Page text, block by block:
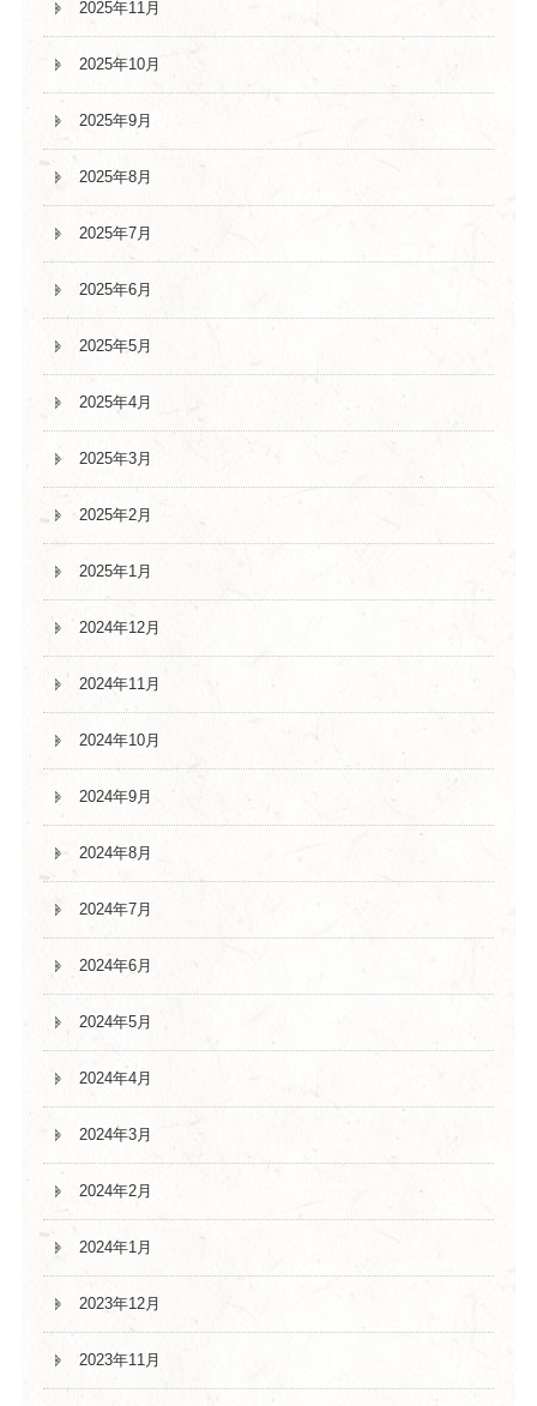
2025年11月
2025年10月
2025年9月
2025年8月
2025年7月
2025年6月
2025年5月
2025年4月
2025年3月
2025年2月
2025年1月
2024年12月
2024年11月
2024年10月
2024年9月
2024年8月
2024年7月
2024年6月
2024年5月
2024年4月
2024年3月
2024年2月
2024年1月
2023年12月
2023年11月